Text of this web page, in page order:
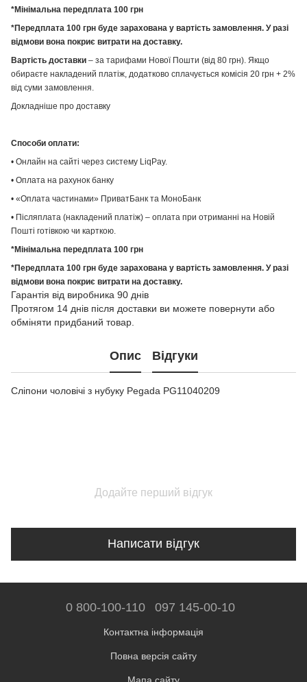
*Мінімальна передплата 100 грн
*Передплата 100 грн буде зарахована у вартість замовлення. У разі
відмови вона покриє витрати на доставку.
Вартість доставки – за тарифами Нової Пошти (від 80 грн). Якщо
обираєте накладений платіж, додатково сплачується комісія 20 грн + 2%
від суми замовлення.
Докладніше про доставку
Способи оплати:
• Онлайн на сайті через систему LiqPay.
• Оплата на рахунок банку
• «Оплата частинами» ПриватБанк та МоноБанк
• Післяплата (накладений платіж) – оплата при отриманні на Новій
Пошті готівкою чи карткою.
*Мінімальна передплата 100 грн
*Передплата 100 грн буде зарахована у вартість замовлення. У разі
відмови вона покриє витрати на доставку.
Гарантія від виробника 90 днів
Протягом 14 днів після доставки ви можете повернути або
обміняти придбаний товар.
Опис Відгуки
Сліпони чоловічі з нубуку Pegada PG11040209
Додайте перший відгук
Написати відгук
0 800-100-110 097 145-00-10
Контактна інформація
Повна версія сайту